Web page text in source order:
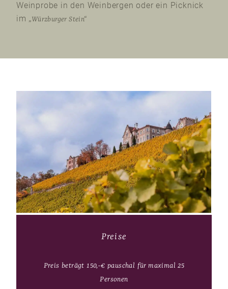
Weinprobe in den Weinbergen oder ein Picknick
im „Würzburger Stein“
Preise
Preis beträgt 150,-€ pauschal für maximal 25
Personen